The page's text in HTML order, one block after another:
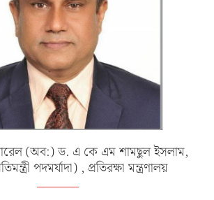
(অব:) ড. এ কে এম শামছুল ইসলাম,
পদমর্যাদা) , প্রতিরক্ষা মন্ত্রণালয়